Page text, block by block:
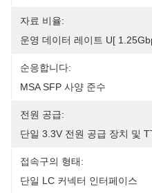
자료 비율:
운영 데이터 레이트 U[
순응합니다:
MSA SFP 사양 준수
전원 공급:
단일 3.3V 전원 공급 장치 및
접속구의 형태:
단일 LC 커넥터 인터페이스